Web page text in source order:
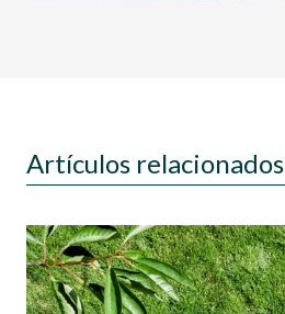
Artículos relacionados